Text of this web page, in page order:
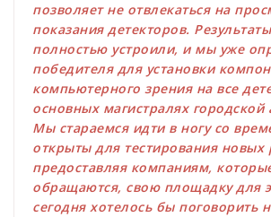
позволяет не отвлекаться на
показания детекторов.
полностью устроили, и мы уже
победителя для установки
компьютерного зрения на все
основных магистралях городской
Мы стараемся идти в ногу со
открыты для тестирования новых
предоставляя компаниям,
обращаются, свою площадку для
сегодня хотелось бы поговорить